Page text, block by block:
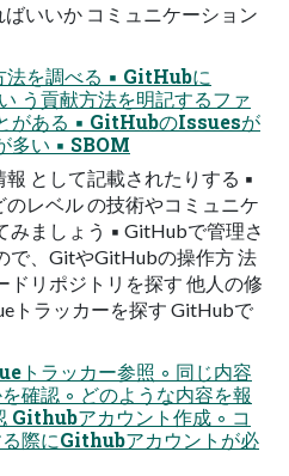
いいか コミュニケーション
法を調べる ▪ GitHubに
う貢献方法を明記するファ
がある ▪ GitHubのIssuesが
多い ▪ SBOM
として記載されたりする ▪
レベル の技術やコミュニケ
みましょう ▪ GitHubで管理さ
で、GitやGitHubの操作方 法
ドリポジトリを探す 他人の修
トラッカーを探す GitHubで
トラッカー参照 ◦ 同じ内容
確認 ◦ どのような内容を報
Githubアカウント作成 ◦ コ
際にGithubアカウントが必